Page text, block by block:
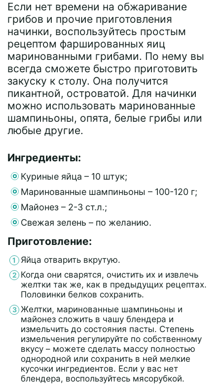
Если нет времени на обжаривание
грибов и прочие приготовления
начинки, воспользуйтесь простым
рецептом фаршированных яиц
маринованными грибами. По нему вы
всегда сможете быстро приготовить
закуску к столу. Она получится
пикантной, островатой. Для начинки
можно использовать маринованные
шампиньоны, опята, белые грибы или
любые другие.
Ингредиенты:
Куриные яйца – 10 штук;
Маринованные шампиньоны – 100-120 г;
Майонез – 2-3 ст.л.;
Свежая зелень – по желанию.
Приготовление:
Яйца отварить вкрутую.
Когда они сварятся, очистить их и извлечь
желтки так же, как в предыдущих рецептах.
Половинки белков сохранить.
Желтки, маринованные шампиньоны и
майонез сложить в чашу блендера и
измельчить до состояния пасты. Степень
измельчения регулируйте по собственному
вкусу – можете сделать массу полностью
однородной или сохранить в ней мелкие
кусочки ингредиентов. Если у вас нет
блендера, воспользуйтесь мясорубкой.